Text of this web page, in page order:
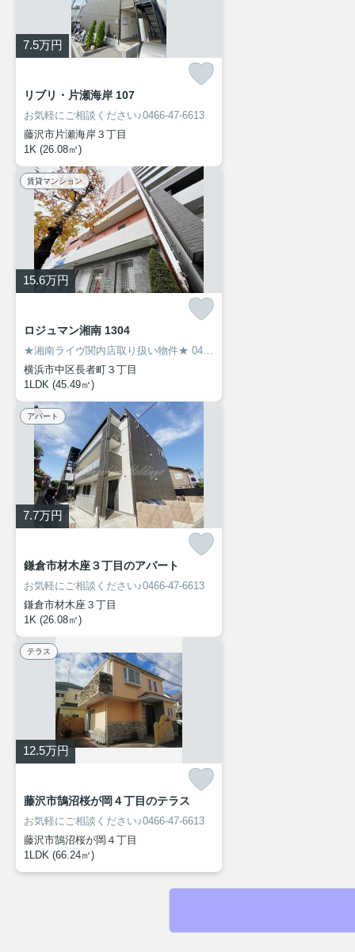
7.5万円
リブリ・片瀬海岸 107
お気軽にご相談ください♪0466-47-6613
藤沢市片瀬海岸３丁目
1K (26.08㎡)
賃貸マンション
15.6万円
ロジュマン湘南 1304
★湘南ライヴ関内店取り扱い物件★ 045-319-6094
横浜市中区長者町３丁目
1LDK (45.49㎡)
アパート
7.7万円
鎌倉市材木座３丁目のアパート
お気軽にご相談ください♪0466-47-6613
鎌倉市材木座３丁目
1K (26.08㎡)
テラス
12.5万円
藤沢市鵠沼桜が岡４丁目のテラス
お気軽にご相談ください♪0466-47-6613
藤沢市鵠沼桜が岡４丁目
1LDK (66.24㎡)